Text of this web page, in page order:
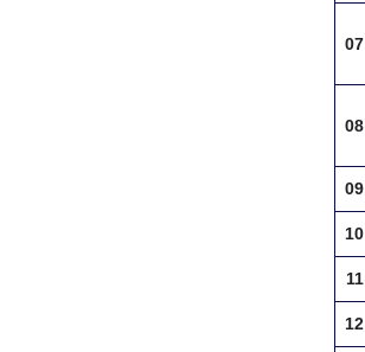
07
08
09
10
11
12